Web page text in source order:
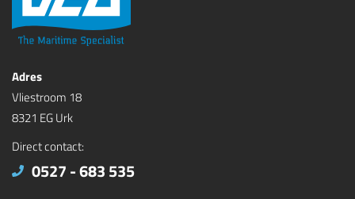
Adres
Vliestroom 18
8321 EG Urk
Direct contact:
0527 - 683 535